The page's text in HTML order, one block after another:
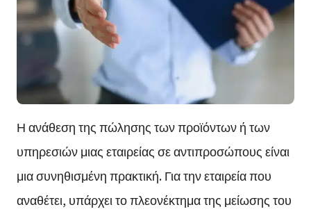
Η ανάθεση της πώλησης των προϊόντων ή των
υπηρεσιών μιας εταιρείας σε αντιπροσώπους είναι
μια συνηθισμένη πρακτική. Για την εταιρεία που
αναθέτει, υπάρχει το πλεονέκτημα της μείωσης του